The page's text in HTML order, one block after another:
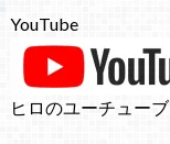
YouTube
ヒロのユーチューブ